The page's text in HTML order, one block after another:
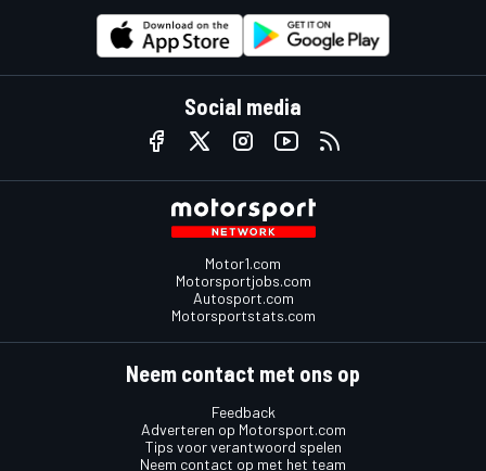
Social media
Motor1.com
Motorsportjobs.com
Autosport.com
Motorsportstats.com
Neem contact met ons op
Feedback
Adverteren op Motorsport.com
Tips voor verantwoord spelen
Neem contact op met het team